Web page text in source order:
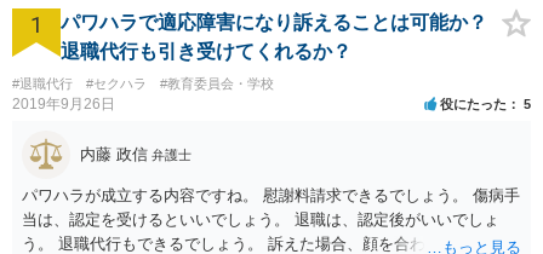
1
パワハラで適応障害になり訴えることは可能か？
退職代行も引き受けてくれるか？
#退職代行 #セクハラ #教育委員会・学校
2019年9月26日 役にたった 5
内藤 政信 弁護士
パワハラが成立する内容ですね。 慰謝料請求できるでしょう。 傷病手
当は、認定を受けるといいでしょう。 退職は、認定後がいいでしょ
う。 退職代行もできるでしょう。 訴えた場合、顔を合わすことは、あ